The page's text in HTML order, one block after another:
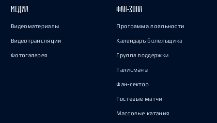
МЕДИА
Видеоматериалы
Видеотрансляции
Фотогалерея
ФАН-ЗОНА
Программа лояльности
Календарь болельщика
Группа поддержки
Талисманы
Фан-сектор
Гостевые матчи
Массовые катания